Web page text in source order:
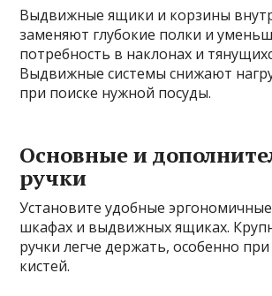
Выдвижные ящики и корзины
заменяют глубокие полки и
потребность в наклонах и
Выдвижные системы снижают
при поиске нужной посуды.
Основные и
ручки
Установите удобные
шкафах и выдвижных ящиках.
ручки легче держать, особенно
кистей.